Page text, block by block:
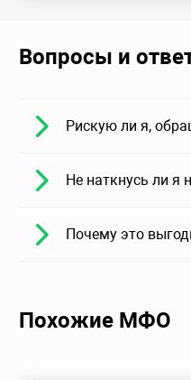
Вопросы и
Рискую ли я,
Не наткнусь ли я
Почему это
Похожие МФО